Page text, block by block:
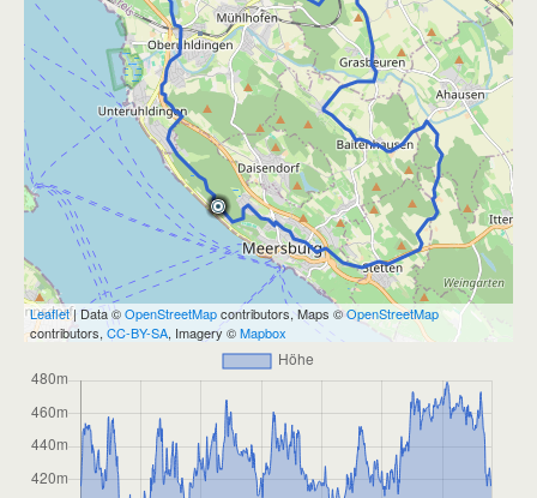
Leaflet| Data ©OpenStreetMapcontributors, Maps ©OpenStreetMap
contributors, CC-BY-SA, Imagery ©Mapbox